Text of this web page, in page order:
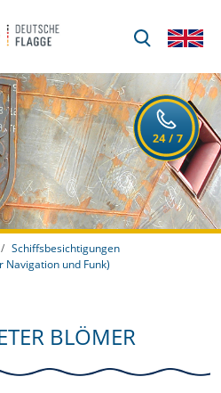
Schiffsbesichtigungen
und Funk)
BLÖMER